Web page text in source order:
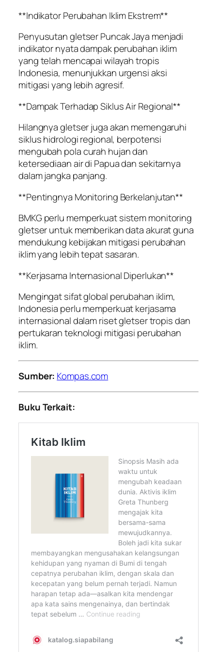
**Indikator Perubahan Iklim Ekstrem**
Penyusutan gletser Puncak Jaya menjadi
indikator nyata dampak perubahan iklim
yang telah mencapai wilayah tropis
Indonesia, menunjukkan urgensi aksi
mitigasi yang lebih agresif.
**Dampak Terhadap Siklus Air Regional**
Hilangnya gletser juga akan memengaruhi
siklus hidrologi regional, berpotensi
mengubah pola curah hujan dan
ketersediaan air di Papua dan sekitarnya
dalam jangka panjang.
**Pentingnya Monitoring Berkelanjutan**
BMKG perlu memperkuat sistem monitoring
gletser untuk memberikan data akurat guna
mendukung kebijakan mitigasi perubahan
iklim yang lebih tepat sasaran.
**Kerjasama Internasional Diperlukan**
Mengingat sifat global perubahan iklim,
Indonesia perlu memperkuat kerjasama
internasional dalam riset gletser tropis dan
pertukaran teknologi mitigasi perubahan
iklim.
Sumber: Kompas.com
Buku Terkait: